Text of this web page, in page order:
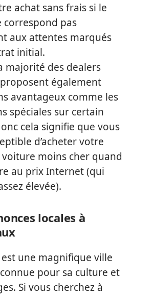
achat sans frais si le
pas
aux attentes marqués
initial.
majorité des dealers
également
avantageux comme les
spéciales sur certain
cela signifie que vous
d’acheter votre
moins cher quand
au prix Internet (qui
élevée).
locales à
est une magnifique ville
pour sa culture et
Si vous cherchez à